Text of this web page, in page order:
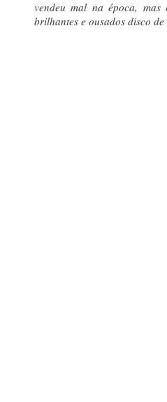
vendeu mal na época,
brilhantes e ousados disco